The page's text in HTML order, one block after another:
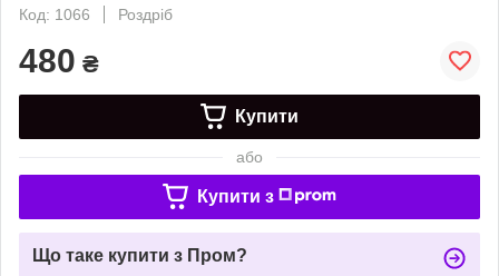
Код: 1066
Роздріб
480 ₴
Купити
або
Купити з
Що таке купити з Пром?